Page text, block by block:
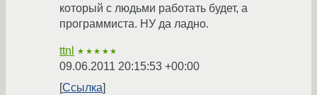
который с людьми работать будет, а
программиста. НУ да ладно.
ttnl ★★★★★
09.06.2011 20:15:53 +00:00
Ссылка